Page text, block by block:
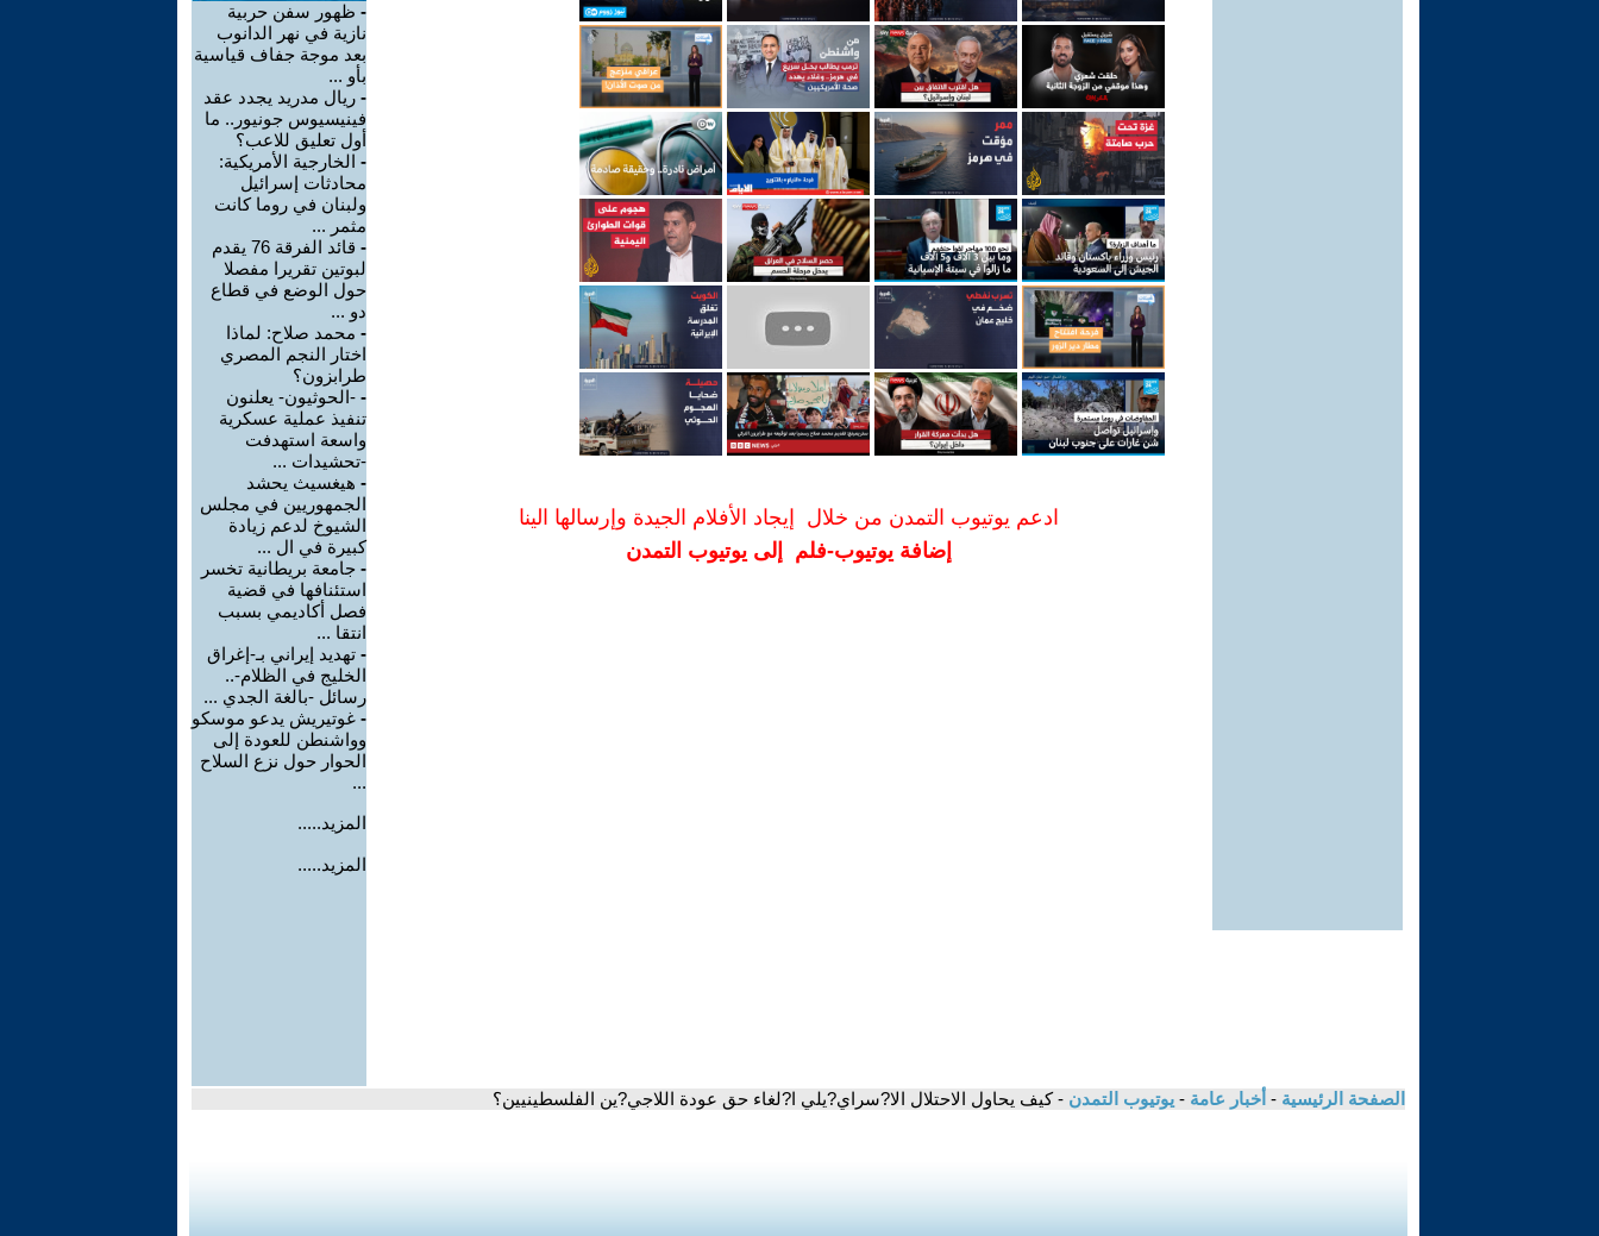
ادعم يوتيوب التمدن من خلال إيجاد الأفلام الجيدة وإرسالها الينا
إضافة يوتيوب-فلم إلى يوتيوب التمدن
- ظهور سفن حربية
نازية في نهر الدانوب
بعد موجة جفاف قياسية
بأو ...
- ريال مدريد يجدد عقد
فينيسيوس جونيور.. ما
أول تعليق للاعب؟
- الخارجية الأمريكية:
محادثات إسرائيل
ولبنان في روما كانت
مثمر ...
-
قائد الفرقة 76 يقدم
لبوتين تقريرا مفصلا
حول الوضع في قطاع
دو ...
- محمد صلاح: لماذا
اختار النجم المصري
طرابزون؟
- -الحوثيون- يعلنون
تنفيذ عملية عسكرية
واسعة استهدفت
-تحشيدات ...
- هيغسيث يحشد
الجمهوريين في مجلس
الشيوخ لدعم زيادة
كبيرة في ال ...
- جامعة بريطانية تخسر
استئنافها في قضية
فصل أكاديمي بسبب
انتقا ...
- تهديد إيراني بـ-إغراق
الخليج في الظلام-..
رسائل -بالغة الجدي ...
- غوتيريش يدعو موسكو
وواشنطن للعودة إلى
الحوار حول نزع السلاح
...
المزيد.....
المزيد.....
الصفحة الرئيسية - أخبار عامة - يوتيوب التمدن - كيف يحاول الاحتلال الا?سراي?يلي ا?لغاء حق عودة اللاجي?ين الفلسطينيين؟